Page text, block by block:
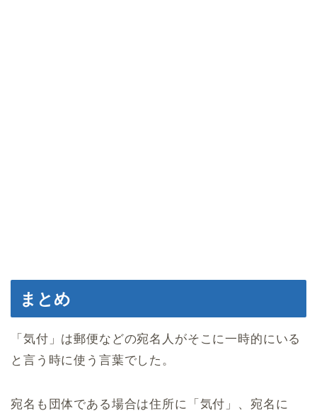
まとめ
「気付」は郵便などの宛名人がそこに一時的にいる
と言う時に使う言葉でした。
宛名も団体である場合は住所に「気付」、宛名に